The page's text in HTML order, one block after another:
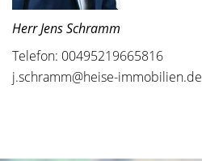
Herr Jens Schramm
Telefon: 00495219665816
j.schramm@heise-immobilien.de